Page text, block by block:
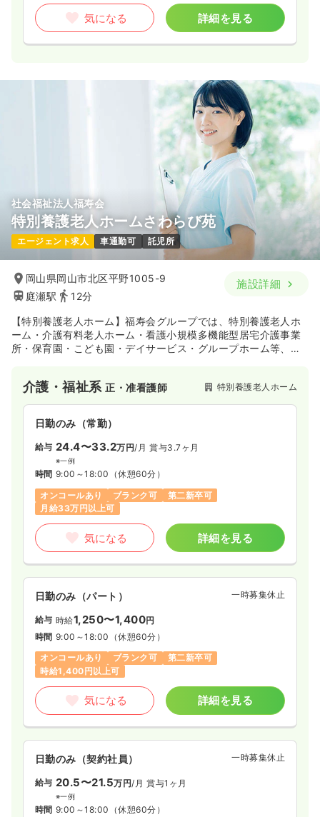
気になる 詳細を見る
社会福祉法人福寿会
特別養護老人ホームさわらび苑
エージェント求人 車通勤可 託児所
岡山県岡山市北区平野1005-9
庭瀬駅
12分
施設詳細
【特別養護老人ホーム】福寿会グループでは、特別養護老人ホ
ーム・介護有料老人ホーム・看護小規模多機能型居宅介護事業
所・保育園・こども園・デイサービス・グループホーム等、幅
援をさせていただく人、お互いの信頼関係をもとに人と人のふ
れあいを通じて穏やかに過ごせるように、基本理念として掲
げ、地域に貢献をしております。
介護・福祉系正・准看護師 特別養護老人ホーム
日勤のみ（常勤）
給与 24.4〜33.2万円/月 賞与3.7ヶ月
※一例
時間 9:00～18:00 （休憩60分）
オンコールあり
ブランク可
第二新卒可
月給33万円以上可
気になる 詳細を見る
日勤のみ（パート） 一時募集休止
給与 時給1,250〜1,400円
時間 9:00～18:00 （休憩60分）
オンコールあり
ブランク可
第二新卒可
時給1,400円以上可
気になる 詳細を見る
日勤のみ（契約社員） 一時募集休止
給与 20.5〜21.5万円/月 賞与1ヶ月
※一例
時間 9:00～18:00 （休憩60分）